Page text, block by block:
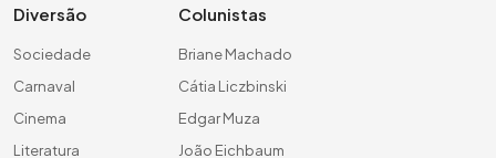
Diversão
Sociedade
Carnaval
Cinema
Literatura
Colunistas
Briane Machado
Cátia Liczbinski
Edgar Muza
João Eichbaum